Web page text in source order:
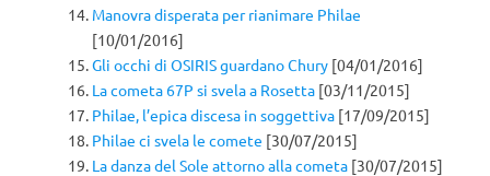
Manovra disperata per rianimare Philae
[10/01/2016]
Gli occhi di OSIRIS guardano Chury [04/01/2016]
La cometa 67P si svela a Rosetta [03/11/2015]
Philae, l’epica discesa in soggettiva [17/09/2015]
Philae ci svela le comete [30/07/2015]
La danza del Sole attorno alla cometa [30/07/2015]